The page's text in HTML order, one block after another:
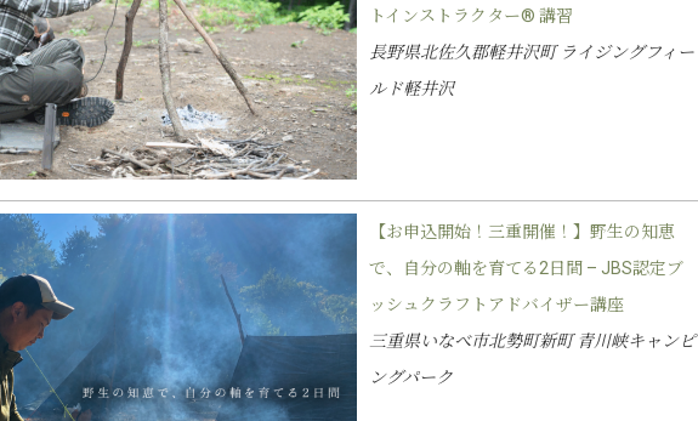
トインストラクター® 講習
長野県北佐久郡軽井沢町 ライジングフィー
ルド軽井沢
【お申込開始！三重開催！】野生の知恵
で、自分の軸を育てる2日間 – JBS認定ブ
ッシュクラフトアドバイザー講座
三重県いなべ市北勢町新町 青川峡キャンピ
ングパーク